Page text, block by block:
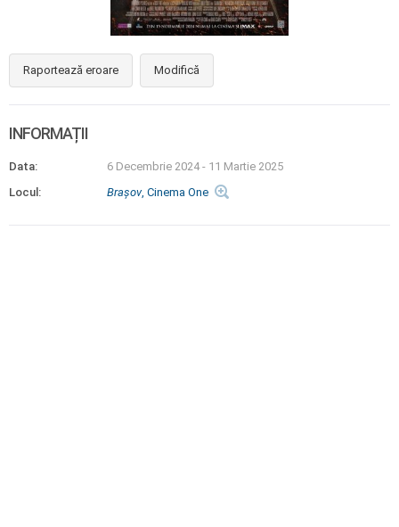
Raportează eroare Modifică
INFORMAȚII
Data: 6 Decembrie 2024- 11 Martie 2025
Locul:
Braşov, Cinema One